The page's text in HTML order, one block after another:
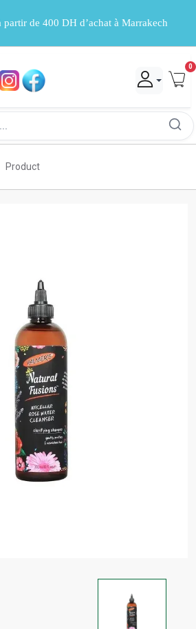
de 400 DH d’achat à Marrakech
0
Product